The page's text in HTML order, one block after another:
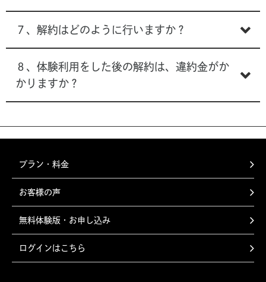
７、解約はどのように行いますか？
８、体験利用をした後の解約は、違約金がか
かりますか？
プラン・料金
お客様の声
無料体験版・お申し込み
ログインはこちら